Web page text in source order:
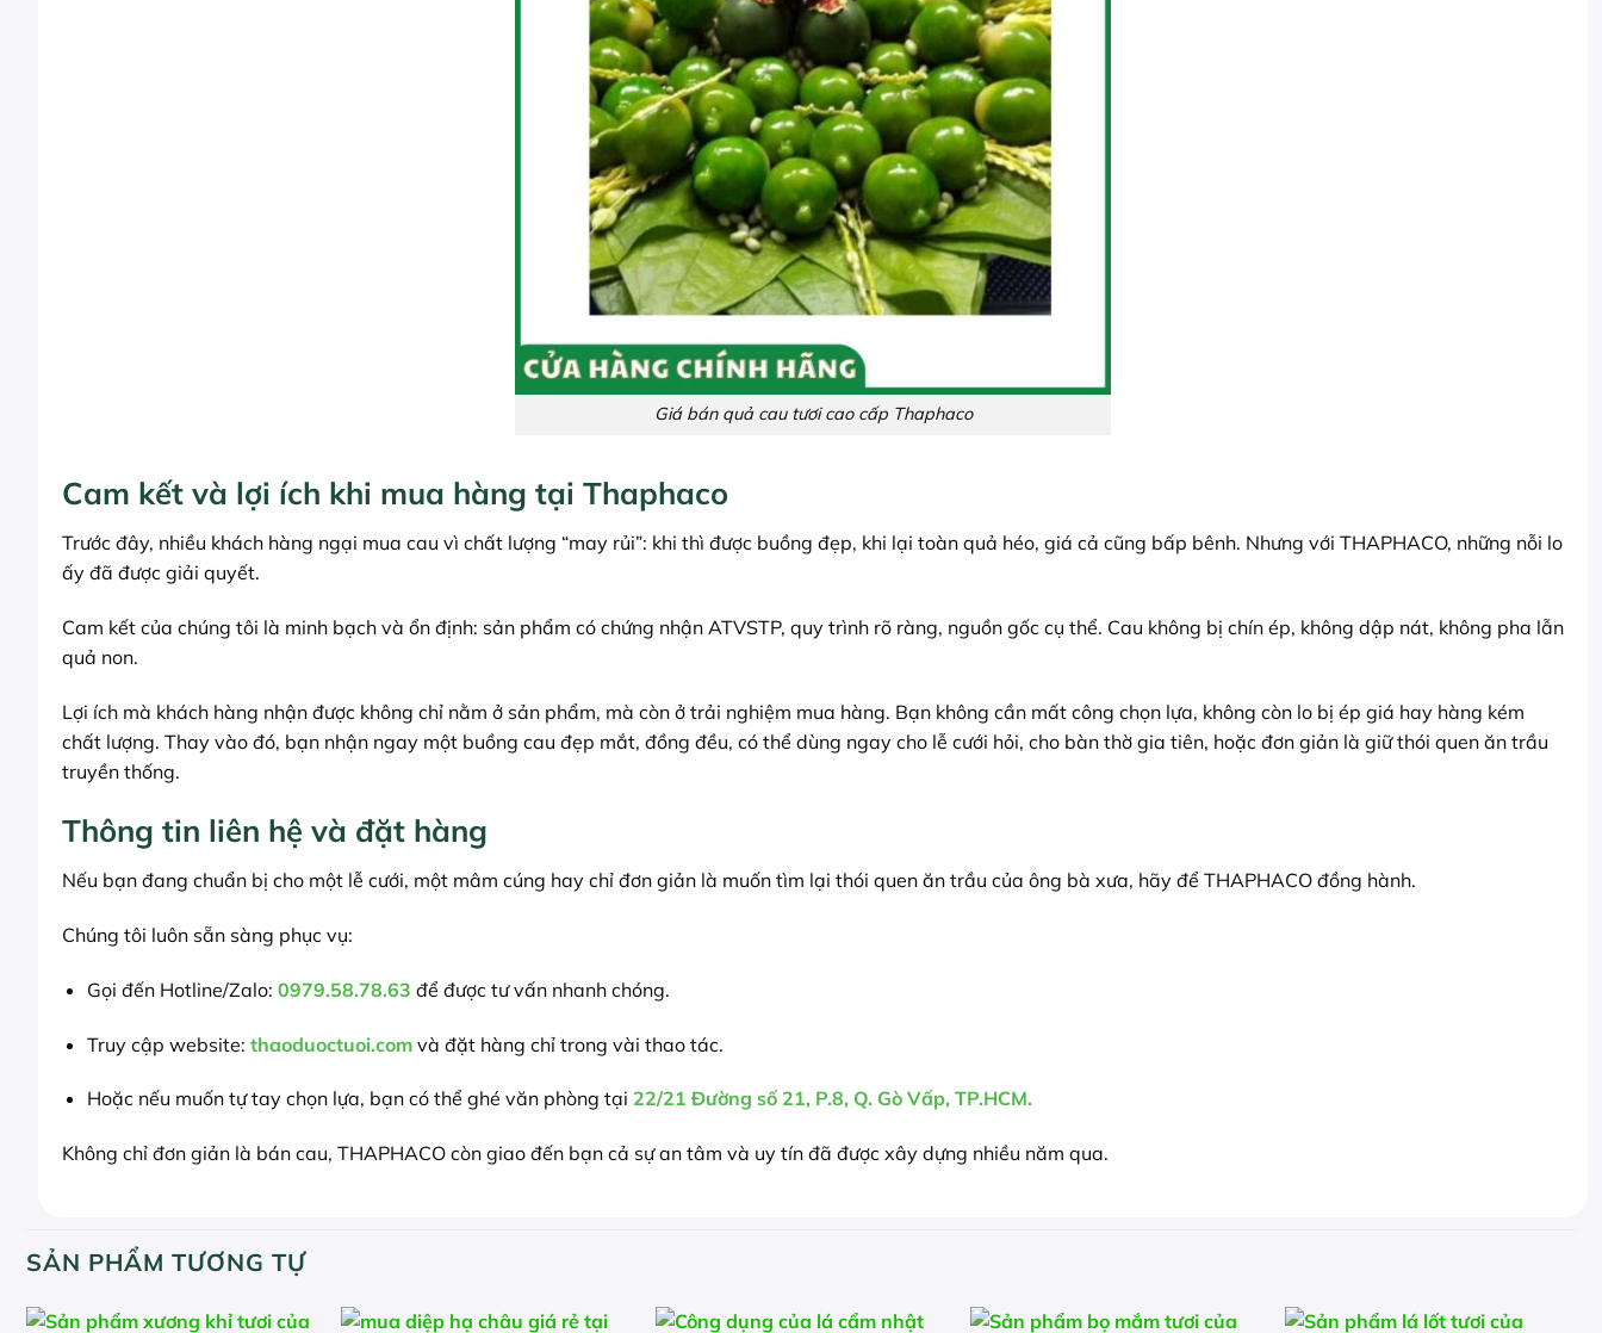
Giá bán quả cau tươi cao cấp Thaphaco
Cam kết và lợi ích khi mua hàng tại Thaphaco
Trước đây, nhiều khách hàng ngại mua cau vì chất lượng “may rủi”: khi thì được buồng đẹp, khi lại toàn quả héo, giá cả cũng bấp bênh. Nhưng với THAPHACO, những nỗi lo
ấy đã được giải quyết.
Cam kết của chúng tôi là minh bạch và ổn định: sản phẩm có chứng nhận ATVSTP, quy trình rõ ràng, nguồn gốc cụ thể. Cau không bị chín ép, không dập nát, không pha lẫn
quả non.
Lợi ích mà khách hàng nhận được không chỉ nằm ở sản phẩm, mà còn ở trải nghiệm mua hàng. Bạn không cần mất công chọn lựa, không còn lo bị ép giá hay hàng kém
chất lượng. Thay vào đó, bạn nhận ngay một buồng cau đẹp mắt, đồng đều, có thể dùng ngay cho lễ cưới hỏi, cho bàn thờ gia tiên, hoặc đơn giản là giữ thói quen ăn trầu
truyền thống.
Thông tin liên hệ và đặt hàng
Nếu bạn đang chuẩn bị cho một lễ cưới, một mâm cúng hay chỉ đơn giản là muốn tìm lại thói quen ăn trầu của ông bà xưa, hãy để THAPHACO đồng hành.
Chúng tôi luôn sẵn sàng phục vụ:
Gọi đến Hotline/Zalo: 0979.58.78.63 để được tư vấn nhanh chóng.
Truy cập website: thaoduoctuoi.comvà đặt hàng chỉ trong vài thao tác.
Hoặc nếu muốn tự tay chọn lựa, bạn có thể ghé văn phòng tại 22/21 Đường số 21, P.8, Q. Gò Vấp, TP.HCM.
Không chỉ đơn giản là bán cau, THAPHACO còn giao đến bạn cả sự an tâm và uy tín đã được xây dựng nhiều năm qua.
SẢN PHẨM TƯƠNG TỰ